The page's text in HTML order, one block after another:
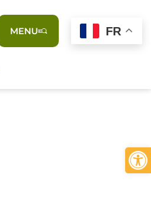
MENU FR